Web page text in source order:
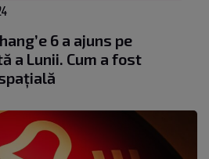
6 a ajuns pe
a Lunii. Cum a fost